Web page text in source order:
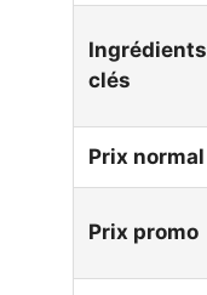
Ingrédients
clés
Prix normal
Prix promo